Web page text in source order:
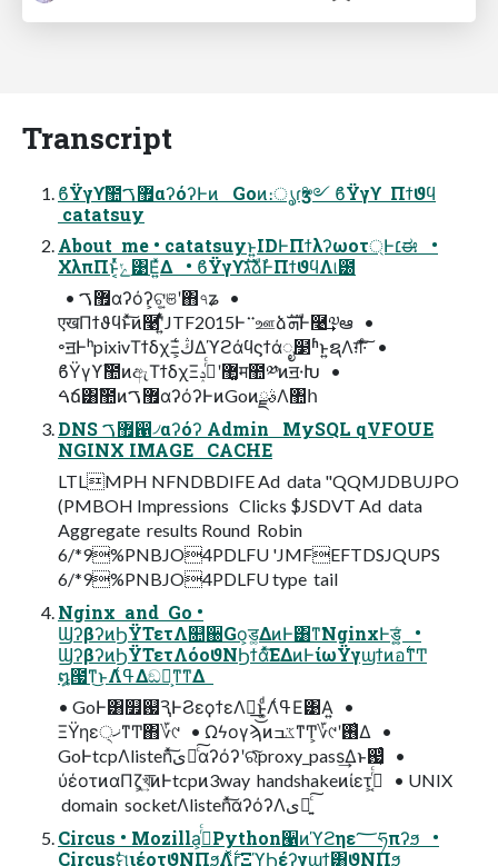
Transcript
ϐΫγϒࣾ಺޿ࠂαʔόʔͰͷ Goͷ։ൃɾӡ༻ ϐΫγϒ Πϯϑϥ
catatsuy
About me • catatsuyͱ͍͏IDͰΠϯλʔωοτ্Ͱ׆ಈ •
ΧλπΠͱ͔ͬͯݺ͹Ε͍ͯΔ • ϐΫγϒגࣜձࣾͰΠϯϑϥΛ୲౰
• ޿ࠂαʔόʔ͕ଟ͍͕ଞʹ΋৭ʑ •
एखΠϯϑϥͱͯ͠ͷ࿩ʹ͍ͭͯJTF2015Ͱ࠲ஊձܗࣜͰ࿩͢༧ఆ •
৽ॻͰʰpixivΤϯδχΞ͕ڭ͑Δϓϩάϥϛϯάೖ໳ʱͱ͍͏ຊΛग़͠·ͨ͠ •
ϐΫγϒࣾ಺ͷඇΤϯδχΞ޲͚ʹ࡞ͬͨݚम಺༰ͷॻ੶Խ •
ࠓճ͸ࣾ಺ͷ޿ࠂαʔόʔͰͷGoͷࣄྫΛ঺հ
DNS ޿ࠂ഑৴αʔόʔ Admin MySQL qVFOUE
NGINX IMAGE CACHE
LTLMPH NFNDBDIFE Ad data "QQMJDBUJPO
(PMBOH Impressions Clicks $JSDVT Ad data
Aggregate results Round Robin
6/*9%PNBJO4PDLFU 'JMFEFTDSJQUPS
6/*9%PNBJO4PDLFU type tail
Nginx and Go •
ϢʔβʔͷϦΫΤετΛ௚઀Go͕ड͚ΔͷͰ͸ͳ͘NginxͰड͚͍ͨ •
ϢʔβʔͷϦΫΤετΛόοϑΝϦϯάͯ͘͠ΕΔͷͰίωΫγϣϯͷอ࣋ͳͲ
໘౗ͳ͜ͱΛߟ͑Δඞཁ͕ͳ͘ͳΔ
• GoͰ͸௿஗ԆͰϨεϙϯεΛฦ͢͜ͱ͚ͩΛߟ͑Ε͹Α͍ •
ΞΫηε੍ޚͳͲ΋؆୯ • ΩϟογϡͷػߏͳͲ͕؆୯ʹ࢖͑Δ •
GoͰtcpΛlistenͯ͠ىಈͨ͠αʔόʔʹରͯ͠proxy_pass͢Δͱ஗͔ͬͨ •
ύέοτͷαΠζ͕খ͍͞ͷͰtcpͷ3way handshakeͷίετ͕ߴ͔ͬͨ • UNIX
domain socketΛlistenͯ͠αʔόʔΛىಈ͍ͨ͠
Circus • Mozilla͕࡞ͬͨPython੡ͷϓϩηε؅ཧπʔϧ •
Circusࣗମ͕ιέοτϑΝΠϧΛ࣋ͬͯɼΞϓϦέʔγϣϯ͸ϑΝΠϧ